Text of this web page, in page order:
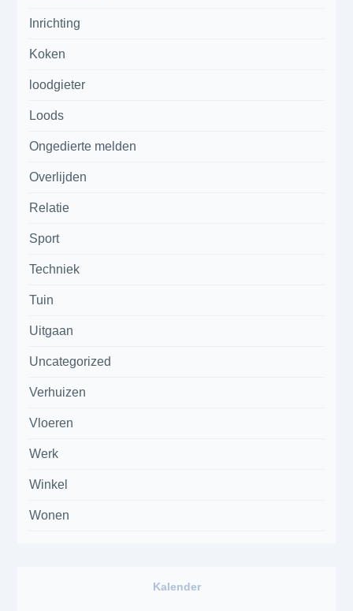
Inrichting
Koken
loodgieter
Loods
Ongedierte melden
Overlijden
Relatie
Sport
Techniek
Tuin
Uitgaan
Uncategorized
Verhuizen
Vloeren
Werk
Winkel
Wonen
Kalender